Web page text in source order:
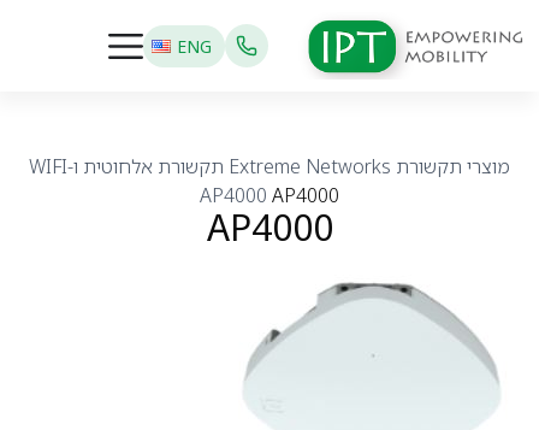
ENG
מוצרי תקשורת Extreme Networks תקשורת אלחוטית ו-WIFI
AP4000 AP4000
AP4000